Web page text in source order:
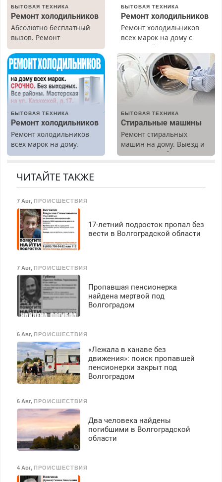
БЫТОВАЯ ТЕХНИКА
Ремонт холодильников
Абсолютно бесплатный
вызов. Ремонт
холодильников всех
марок на дому, с
гарантией. Все р-ны.
Срочно. Без выходных.
Пенсионерам – скидки до
40%. Мастер со стажем.
БЫТОВАЯ ТЕХНИКА
Ремонт холодильников
Ремонт холодильников
всех марок на дому с
гарантией. Замена
резины. Качественно.
Недорого. Без выходных.
Все районы. Скидка.
Вызов бесплатный.
БЫТОВАЯ ТЕХНИКА
Ремонт холодильников
Ремонт холодильников
всех марок на дому.
БЫТОВАЯ ТЕХНИКА
Стиральные машины
Ремонт стиральных
машин на дому. Выезд и
диагностика бесплатно.
ЧИТАЙТЕ ТАКЖЕ
7 Авг, ПРОИСШЕСТВИЯ
17-летний подросток пропал без
вести в Волгоградской области
7 Авг, ПРОИСШЕСТВИЯ
Пропавшая пенсионерка
найдена мертвой под
Волгоградом
6 Авг, ПРОИСШЕСТВИЯ
«Лежала в канаве без
движения»: поиск пропавшей
пенсионерки закрыт под
Волгоградом
6 Авг, ПРОИСШЕСТВИЯ
Два человека найдены
погибшими в Волгоградской
области
4 Авг, ПРОИСШЕСТВИЯ